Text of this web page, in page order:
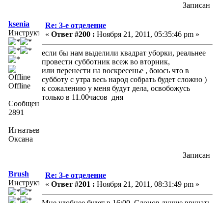
Записан
ksenia
Инструктор
Offline
Сообщений:
2891
Игнатьева
Оксана
Re: 3-е отделение
« Ответ #200 : Ноября 21, 2011, 05:35:46 pm »
если бы нам выделили квадрат уборки, реальнее
провести субботник всеж во вторник,
или перенести на воскресенье , боюсь что в
субботу с утра весь народ собрать будет сложно )
к сожалению у меня будут дела, освобожусь
только в 11.00часов дня
Записан
Brush
Инструктор
Re: 3-е отделение
« Ответ #201 : Ноября 21, 2011, 08:31:49 pm »